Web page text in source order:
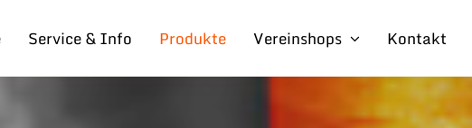
Service & Info Produkte Vereinshops Kontakt